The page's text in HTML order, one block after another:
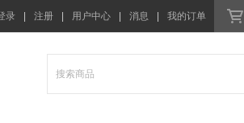
录 注册 用户中心 消息 我的订单